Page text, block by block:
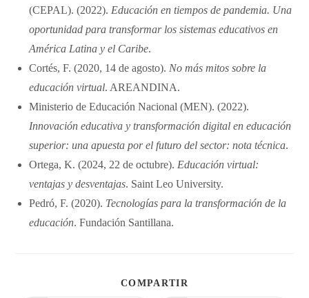
(CEPAL). (2022). Educación en tiempos de pandemia. Una
oportunidad para transformar los sistemas educativos en
América Latina y el Caribe.
Cortés, F. (2020, 14 de agosto). No más mitos sobre la
educación virtual. AREANDINA.
Ministerio de Educación Nacional (MEN). (2022).
Innovación educativa y transformación digital en educación
superior: una apuesta por el futuro del sector: nota técnica.
Ortega, K. (2024, 22 de octubre). Educación virtual:
ventajas y desventajas. Saint Leo University.
Pedró, F. (2020). Tecnologías para la transformación de la
educación. Fundación Santillana.
COMPARTIR